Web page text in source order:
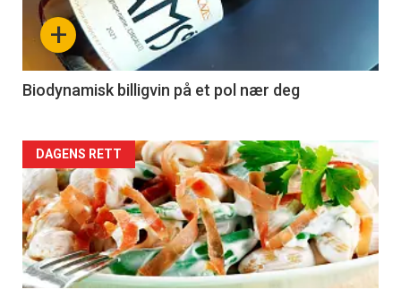
nå
4
+
Biodynamisk billigvin på et pol nær deg
Forsiden
akkurat
nå
-
DAGENS RETT